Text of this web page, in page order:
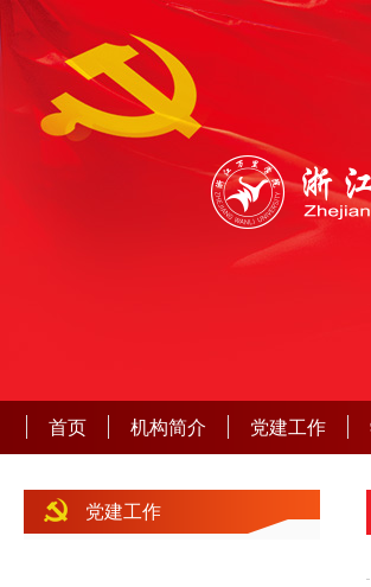
首页 机构简介 党建工作
党建工作